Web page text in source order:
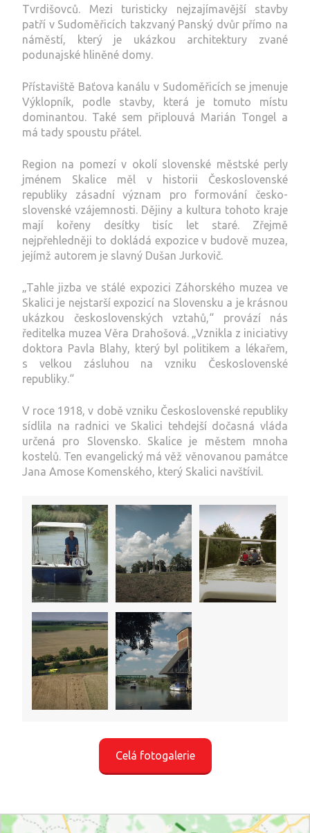
Tvrdišovců. Mezi turisticky nejzajímavější stavby
patří v Sudoměřicích takzvaný Panský dvůr přímo na
náměstí, který je ukázkou architektury zvané
podunajské hliněné domy.
Přístaviště Baťova kanálu v Sudoměřicích se jmenuje
Výklopník, podle stavby, která je tomuto místu
dominantou. Také sem připlouvá Marián Tongel a
má tady spoustu přátel.
Region na pomezí v okolí slovenské městské perly
jménem Skalice měl v historii Československé
republiky zásadní význam pro formování česko-
slovenské vzájemnosti. Dějiny a kultura tohoto kraje
mají kořeny desítky tisíc let staré. Zřejmě
nejpřehledněji to dokládá expozice v budově muzea,
jejímž autorem je slavný Dušan Jurkovič.
„Tahle jizba ve stálé expozici Záhorského muzea ve
Skalici je nejstarší expozicí na Slovensku a je krásnou
ukázkou československých vztahů,“ provází nás
ředitelka muzea Věra Drahošová. „Vznikla z iniciativy
doktora Pavla Blahy, který byl politikem a lékařem,
s velkou zásluhou na vzniku Československé
republiky.“
V roce 1918, v době vzniku Československé republiky
sídlila na radnici ve Skalici tehdejší dočasná vláda
určená pro Slovensko. Skalice je městem mnoha
kostelů. Ten evangelický má věž věnovanou památce
Jana Amose Komenského, který Skalici navštívil.
Celá fotogalerie